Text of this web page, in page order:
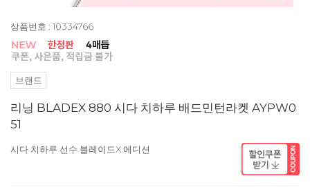
상품번호 : 10334766
브랜드
리닝 BLADEX 880 시다 치하루 배드민턴라켓 AYPW0
51
시다 치하루 선수 블레이드X 에디션